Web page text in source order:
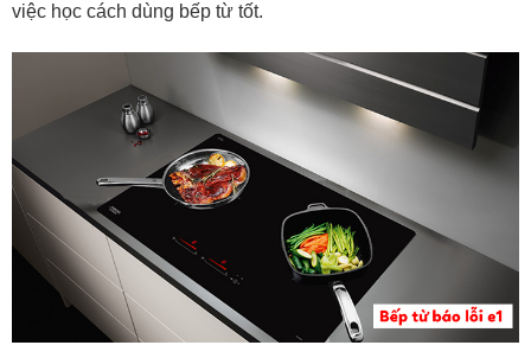
việc học cách dùng bếp từ tốt.